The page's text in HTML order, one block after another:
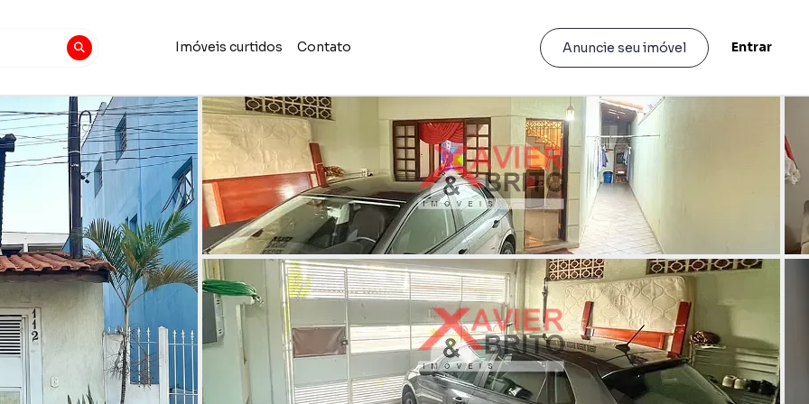
Imóveis curtidos Contato Anuncie seu imóvel Entrar